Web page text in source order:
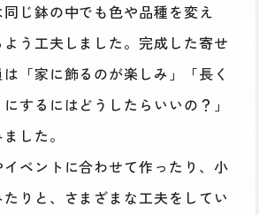
じ鉢の中でも色や品種を変え
う工夫しました。完成した寄せ
「家に飾るのが楽しみ」「長く
するにはどうしたらいいの？」
した。
ベントに合わせて作ったり、小
りと、さまざまな工夫をしてい